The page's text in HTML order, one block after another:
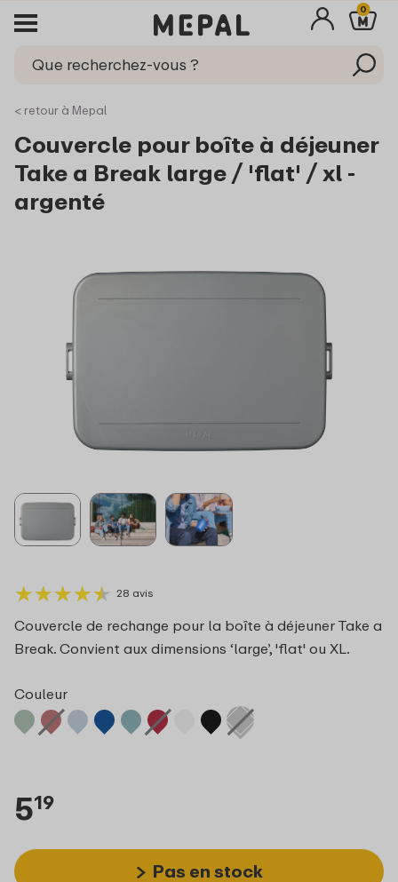
0
< retour à Mepal
Couvercle pour boîte à déjeuner
Take a Break large / 'flat' / xl -
argenté
★★★★★
★★★★★ 28 avis
Couvercle de rechange pour la boîte à déjeuner Take a
Break. Convient aux dimensions ‘large’, 'flat' ou XL.
Couleur
519
Pas en stock